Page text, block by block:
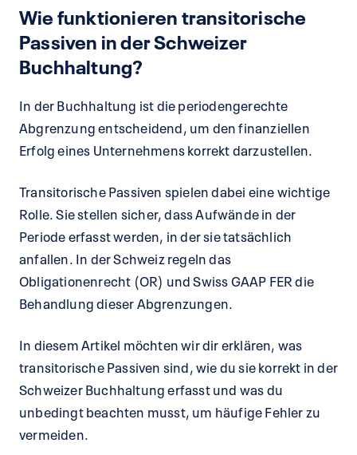
Wie funktionieren transitorische
Passiven in der Schweizer
Buchhaltung?
In der Buchhaltung ist die periodengerechte
Abgrenzung entscheidend, um den finanziellen
Erfolg eines Unternehmens korrekt darzustellen.
Transitorische Passiven spielen dabei eine wichtige
Rolle. Sie stellen sicher, dass Aufwände in der
Periode erfasst werden, in der sie tatsächlich
anfallen. In der Schweiz regeln das
Obligationenrecht (OR) und Swiss GAAP FER die
Behandlung dieser Abgrenzungen.
In diesem Artikel möchten wir dir erklären, was
transitorische Passiven sind, wie du sie korrekt in der
Schweizer Buchhaltung erfasst und was du
unbedingt beachten musst, um häufige Fehler zu
vermeiden.